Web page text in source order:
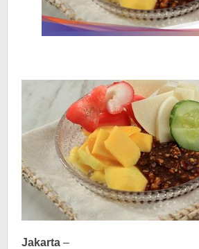
Jakarta –